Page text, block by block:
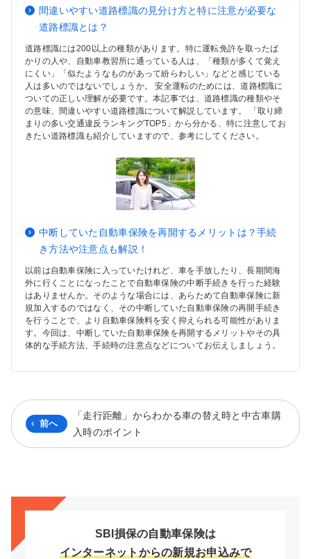
間違いやすい道路標識の見分け方と特に注意が必要な
道路標識とは？
道路標識には200以上の種類があります。特に運転免許を取ったば
かりの人や、自動車教習所に通っている人は、「種類が多くて覚え
にくい」「似たようなものがあって紛らわしい」などと感じている
人は多いのではないでしょうか。 安全運転のためには、道路標識に
ついての正しい理解が必要です。本記事では、道路標識の種類やそ
の意味、間違いやすい道路標識について解説しています。 「取り締
まりの多い交通違反ランキングTOP5」から分かる、特に注意してお
きたい道路標識も紹介していますので、参考にしてください。
中断していた自動車保険を再開するメリットは？手続
き方法や注意点も解説！
以前は自動車保険に入っていたけれど、車を手放したり、長期間海
外に行くことになったことで自動車保険の中断手続きを行った経験
はありませんか。そのような場合には、あらためて自動車保険に新
規加入するのではなく、その中断していた自動車保険の再開手続き
を行うことで、より自動車保険料を安く抑えられる可能性がありま
す。今回は、中断していた自動車保険を再開するメリットやその具
体的な手続方法、手続時の注意点などについてお伝えしましょう。
前へ
「走行距離」からわかる車の替え時と中古車購
入時のポイント
SBI損保の自動車保険は
インターネットからの新規お申込みで